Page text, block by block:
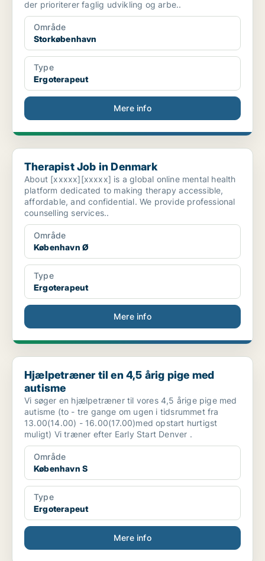
der prioriterer faglig udvikling og arbe..
Område
Storkøbenhavn
Type
Ergoterapeut
Mere info
Therapist Job in Denmark
Therapist Job in Denmark
About [xxxxx][xxxxx] is a global online mental health
platform dedicated to making therapy accessible,
affordable, and confidential. We provide professional
counselling services..
Område
København Ø
Type
Ergoterapeut
Mere info
Hjælpetræner til en 4,5 årig pige med autisme
Hjælpetræner til en 4,5 årig pige med
autisme
Vi søger en hjælpetræner til vores 4,5 årige pige med
autisme (to - tre gange om ugen i tidsrummet fra
13.00(14.00) - 16.00(17.00)med opstart hurtigst
muligt) Vi træner efter Early Start Denver .
Område
København S
Type
Ergoterapeut
Mere info